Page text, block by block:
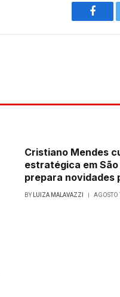
Cristiano Mendes
estratégica em São
prepara novidades
BY LUIZA MALAVAZZI AGOSTO